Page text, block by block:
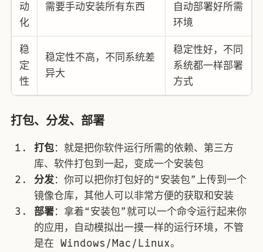
动
化
需要手动安装所有东西
自动部署好所需
环境
稳
定
性
稳定性不高，不同系统差
异大
稳定性好，不同
系统都一样部署
方式
打包、分发、部署
打包：就是把你软件运行所需的依赖、第三方
库、软件打包到一起，变成一个安装包
分发：你可以把你打包好的“安装包”上传到一个
镜像仓库，其他人可以非常方便的获取和安装
部署：拿着“安装包”就可以一个命令运行起来你
的应用，自动模拟出一摸一样的运行环境，不管
是在 Windows/Mac/Linux。